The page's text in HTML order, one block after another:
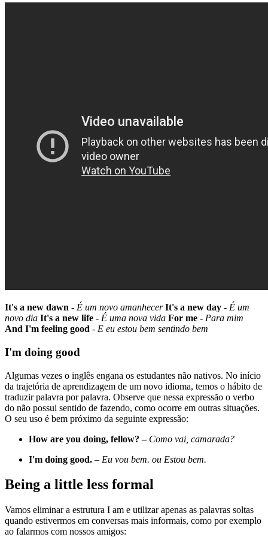
It's a new dawn - É um novo amanhecer It's a new day - É um
novo dia It's a new life - É uma nova vida For me - Para mim
And I'm feeling good - E eu estou bem sentindo bem
I'm doing good
Algumas vezes o inglês engana os estudantes não nativos. No início
da trajetória de aprendizagem de um novo idioma, temos o hábito de
traduzir palavra por palavra. Observe que nessa expressão o verbo
do não possui sentido de fazendo, como ocorre em outras situações.
O seu uso é bem próximo da seguinte expressão:
How are you doing, fellow? – Como vai, camarada?
I'm doing good. – Eu vou bem. ou Estou bem.
Being a little less formal
Vamos eliminar a estrutura I am e utilizar apenas as palavras soltas
quando estivermos em conversas mais informais, como por exemplo
ao falarmos com nossos amigos: